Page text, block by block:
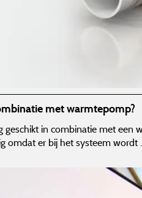
met warmtepomp?
geschikt in combinatie met een
omdat er bij het systeem wordt …